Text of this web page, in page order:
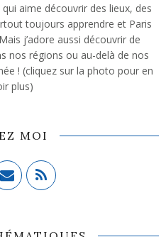
aime découvrir des lieux, des
toujours apprendre et Paris
j’adore aussi découvrir de
nos régions ou au-delà de nos
! (cliquez sur la photo pour en
plus)
MOI